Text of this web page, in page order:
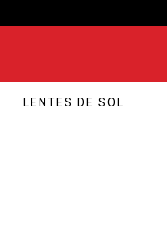
LENTES DE SOL